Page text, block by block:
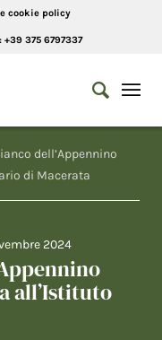
cookie policy
+39 375 6797337
dell’Appennino
di Macerata
2024
all’Istituto